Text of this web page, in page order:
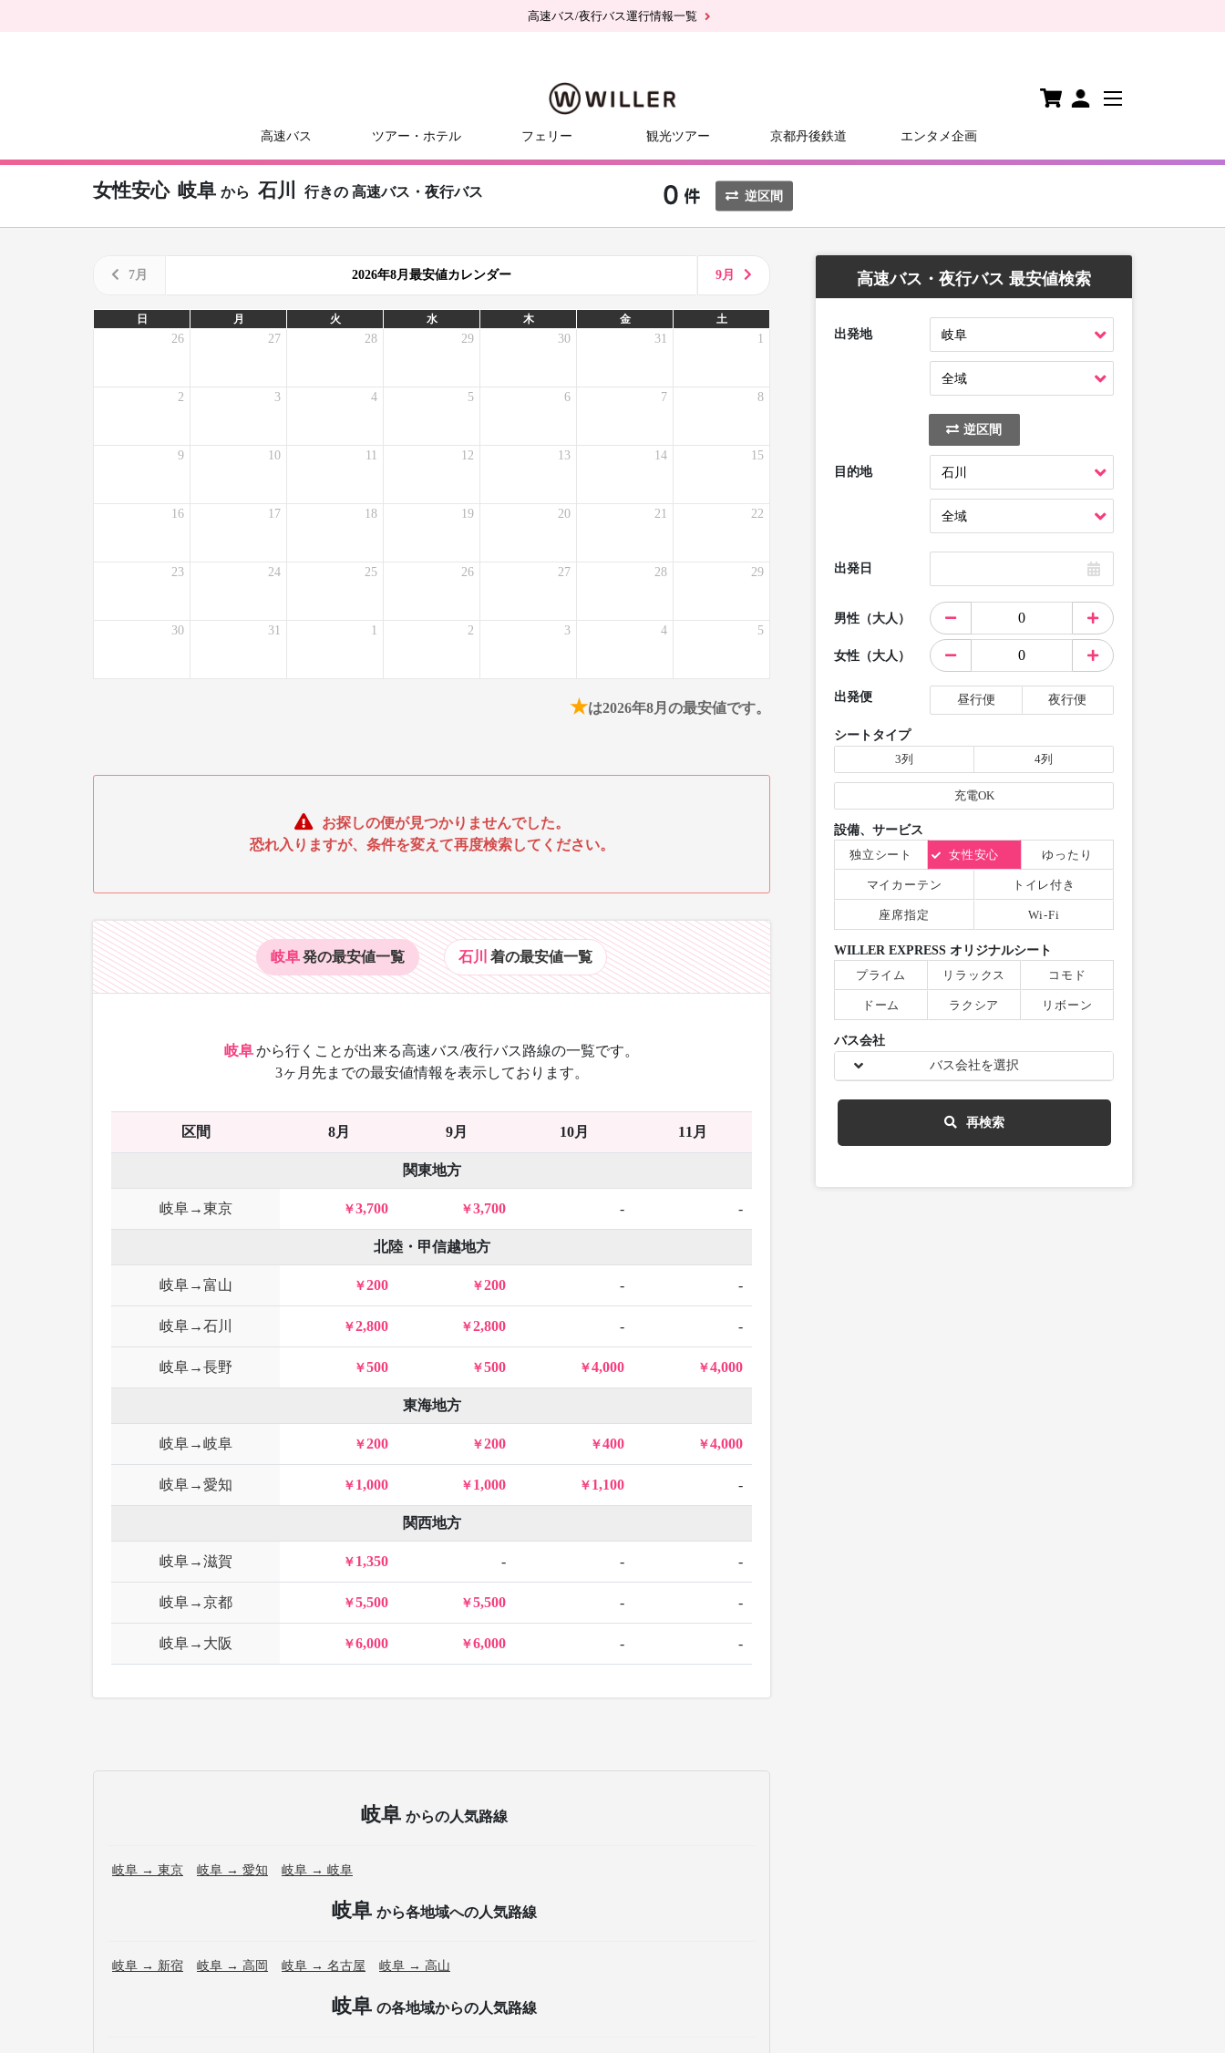
高速バス/夜行バス運行情報一覧
高速バス ツアー・ホテル フェリー 観光ツアー 京都丹後鉄道 エンタメ企画
女性安心 岐阜 から 石川 行きの 高速バス・夜行バス 逆区間
7月 2026年8月最安値カレンダー 9月
日 月 火 水 木 金 土
26 27 28 29 30 31 1
2 3 4 5 6 7 8
9 10 11 12 13 14 15
16 17 18 19 20 21 22
23 24 25 26 27 28 29
30 31 1 2 3 4 5
★は2026年8月の最安値です。
お探しの便が見つかりませんでした。
恐れ入りますが、条件を変えて再度検索してください。
岐阜発の最安値一覧 石川 着の最安値一覧
岐阜から行くことが出来る高速バス/夜行バス路線の一覧です。
3ヶ月先までの最安値情報を表示しております。
区間 8月 9月 10月 11月
関東地方
岐阜→東京 3,700 3,700 - -
北陸・甲信越地方
岐阜→富山 200 200 - -
岐阜→石川 2,800 2,800 - -
岐阜→長野 500 500 4,000 4,000
東海地方
岐阜→岐阜 200 200 400 4,000
岐阜→愛知 1,000 1,000 1,100 -
関西地方
岐阜→滋賀 1,350 - - -
岐阜→京都 5,500 5,500 - -
岐阜→大阪 6,000 6,000 - -
岐阜 からの人気路線
岐阜 → 東京 岐阜 → 愛知 岐阜 → 岐阜
岐阜 から各地域への人気路線
岐阜 → 新宿 岐阜 → 高岡 岐阜 → 名古屋 岐阜 → 高山
岐阜 の各地域からの人気路線
高速バス・夜行バス 最安値検索
出発地
逆区間
目的地
出発日
男性（大人）
女性（大人）
出発便 昼行便 夜行便
シートタイプ
3列
4列
充電OK
設備、サービス
独立シート
女性安心 ゆったり
マイカーテン トイレ付き
座席指定 Wi-Fi
WILLER EXPRESS オリジナルシート
プライム
リラックス コモド
ドーム ラクシア リボーン
バス会社
バス会社を選択
再検索